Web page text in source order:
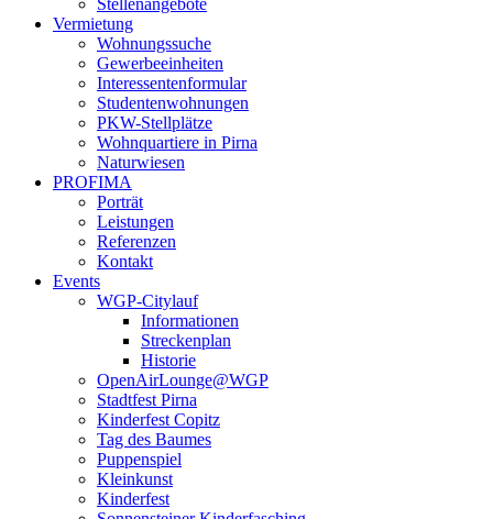
Vermietung
Wohnungssuche
Gewerbeeinheiten
Interessentenformular
Studentenwohnungen
PKW-Stellplätze
Wohnquartiere in Pirna
Naturwiesen
PROFIMA
Porträt
Leistungen
Referenzen
Kontakt
Events
WGP-Citylauf
Informationen
Streckenplan
Historie
OpenAirLounge@WGP
Stadtfest Pirna
Kinderfest Copitz
Tag des Baumes
Puppenspiel
Kleinkunst
Kinderfest